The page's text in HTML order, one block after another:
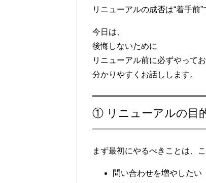
リニューアルの成否は“着手前”
今日は、
後悔しないために
リニューアル前に必ずやって
分かりやすくお話しします。
① リニューアルの目
まず最初にやるべきことは、こ
問い合わせを増やしたい